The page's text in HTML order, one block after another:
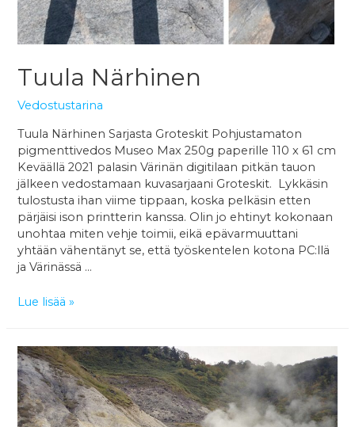
Tuula Närhinen
Vedostustarina
Tuula Närhinen Sarjasta Groteskit Pohjustamaton
pigmenttivedos Museo Max 250g paperille 110 x 61 cm
Keväällä 2021 palasin Värinän digitilaan pitkän tauon
jälkeen vedostamaan kuvasarjaani Groteskit. Lykkäsin
tulostusta ihan viime tippaan, koska pelkäsin etten
pärjäisi ison printterin kanssa. Olin jo ehtinyt kokonaan
unohtaa miten vehje toimii, eikä epävarmuuttani
yhtään vähentänyt se, että työskentelen kotona PC:llä
ja Värinässä …
Tuula
Lue lisää »